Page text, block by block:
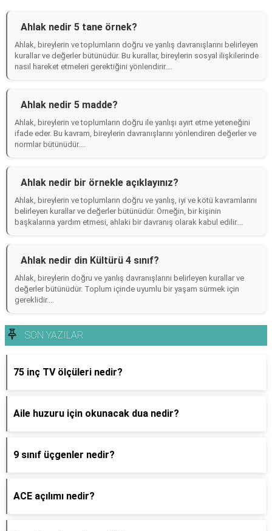
Ahlak nedir 5 tane örnek?
Ahlak, bireylerin ve toplumların doğru ve yanlış davranışlarını belirleyen
kurallar ve değerler bütünüdür. Bu kurallar, bireylerin sosyal ilişkilerinde
nasıl hareket etmeleri gerektiğini yönlendirir....
Ahlak nedir 5 madde?
Ahlak, bireylerin ve toplumların doğru ile yanlışı ayırt etme yeteneğini
ifade eder. Bu kavram, bireylerin davranışlarını yönlendiren değerler ve
normlar bütünüdür....
Ahlak nedir bir örnekle açıklayınız?
Ahlak, bireylerin ve toplumların doğru ve yanlış, iyi ve kötü kavramlarını
belirleyen kurallar ve değerler bütünüdür. Örneğin, bir kişinin
başkalarına yardım etmesi, ahlaki bir davranış olarak kabul edilir....
Ahlak nedir din Kültürü 4 sınıf?
Ahlak, bireylerin doğru ve yanlış davranışlarını belirleyen kurallar ve
değerler bütünüdür. Toplum içinde uyumlu bir yaşam sürmek için
gereklidir....
SON YAZILAR
75 inç TV ölçüleri nedir?
Aile huzuru için okunacak dua nedir?
9 sınıf üçgenler nedir?
ACE açılımı nedir?